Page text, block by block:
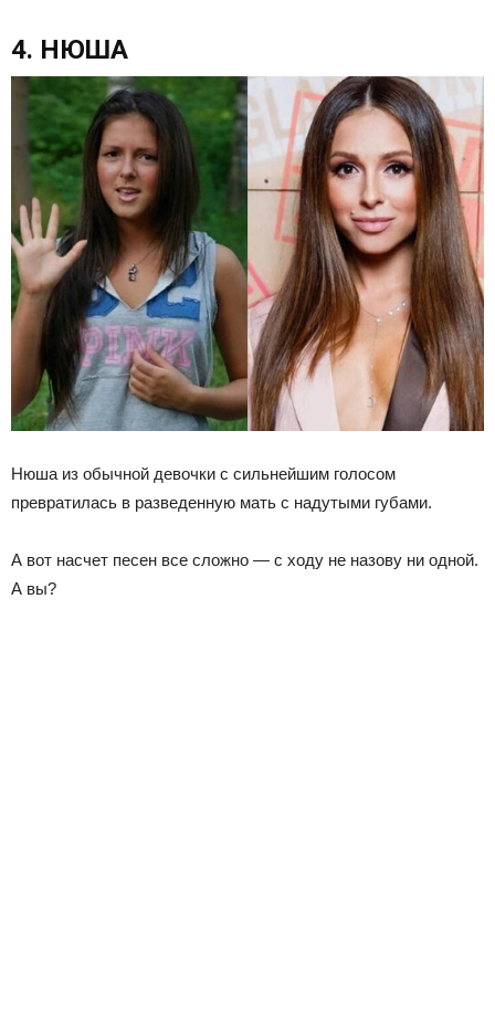
4. НЮША
Нюша из обычной девочки с сильнейшим голосом
превратилась в разведенную мать с надутыми губами.
А вот насчет песен все сложно — с ходу не назову ни одной.
А вы?